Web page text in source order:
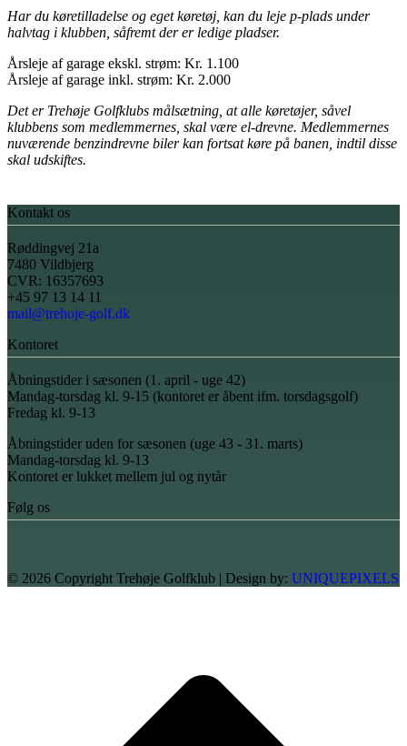
Har du køretilladelse og eget køretøj, kan du leje p-plads under
halvtag i klubben, såfremt der er ledige pladser.
Årsleje af garage ekskl. strøm: Kr. 1.100
Årsleje af garage inkl. strøm: Kr. 2.000
Det er Trehøje Golfklubs målsætning, at alle køretøjer, såvel
klubbens som medlemmernes, skal være el-drevne. Medlemmernes
nuværende benzindrevne biler kan fortsat køre på banen, indtil disse
skal udskiftes.
Kontakt os
Røddingvej 21a
7480 Vildbjerg
CVR: 16357693
+45 97 13 14 11
mail@trehoje-golf.dk
Kontoret
Åbningstider i sæsonen (1. april - uge 42)
Mandag-torsdag kl. 9-15 (kontoret er åbent ifm. torsdagsgolf)
Fredag kl. 9-13
Åbningstider uden for sæsonen (uge 43 - 31. marts)
Mandag-torsdag kl. 9-13
Kontoret er lukket mellem jul og nytår
Følg os
© 2026 Copyright Trehøje Golfklub | Design by: UNIQUEPIXELS